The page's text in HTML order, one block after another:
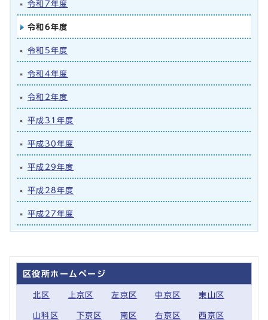
令和7年度
令和6年度
令和5年度
令和4年度
令和2年度
平成31年度
平成30年度
平成29年度
平成28年度
平成27年度
区役所ホームページ
北区 上京区 左京区 中京区 東山区
山科区 下京区 南区 右京区 西京区